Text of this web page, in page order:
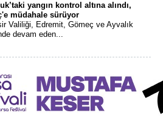
yangın kontrol altına alındı,
müdahale sürüyor
Valiliği, Edremit, Gömeç ve Ayvalık
devam eden...